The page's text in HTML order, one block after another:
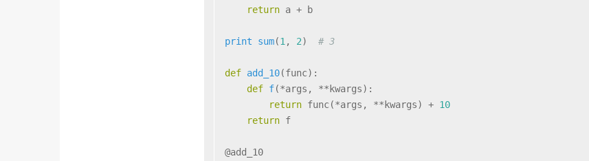
return a + b
print sum(1 , 2) # 3
def add_10(func):
def f(*args, **kwargs):
return func(*args, **kwargs) + 10
return f
@add_10